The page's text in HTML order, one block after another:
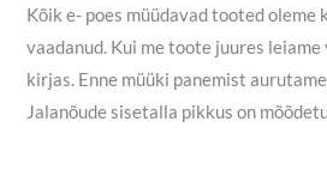
Kõik e- poes müüdavad tooted
vaadanud. Kui me toote juures leiame
kirjas. Enne müüki panemist
Jalanõude sisetalla pikkus on